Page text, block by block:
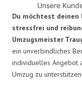
Unsere
Du möchtest deinen
stressfrei und
Umzugsmeister
ein unverbindliches
individuelles Angebot
Umzug zu